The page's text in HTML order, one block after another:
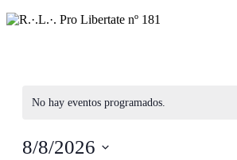
No hay eventos programados.
8/8/2026